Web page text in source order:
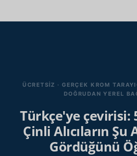
ÜCRETSIZ · GERÇEK KROM
DOĞRUDAN YEREL
Türkçe'ye çevirisi:
Çinli Alıcıların Şu
Gördüğünü